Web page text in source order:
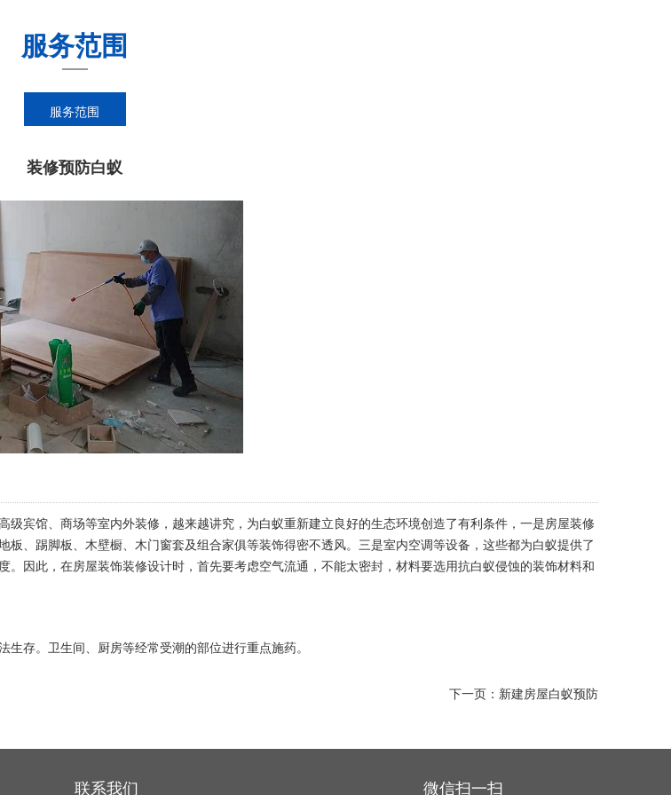
服务范围
服务范围
装修预防白蚁
宾馆、商场等室内外装修，越来越讲究，为白蚁重新建立良好的生态环境创造了有利条件，一是房屋装修
、踢脚板、木壁橱、木门窗套及组合家俱等装饰得密不透风。三是室内空调等设备，这些都为白蚁提供了
因此，在房屋装饰装修设计时，首先要考虑空气流通，不能太密封，材料要选用抗白蚁侵蚀的装饰材料和
存。卫生间、厨房等经常受潮的部位进行重点施药。
下一页： 新建房屋白蚁预防
联系我们 微信扫一扫